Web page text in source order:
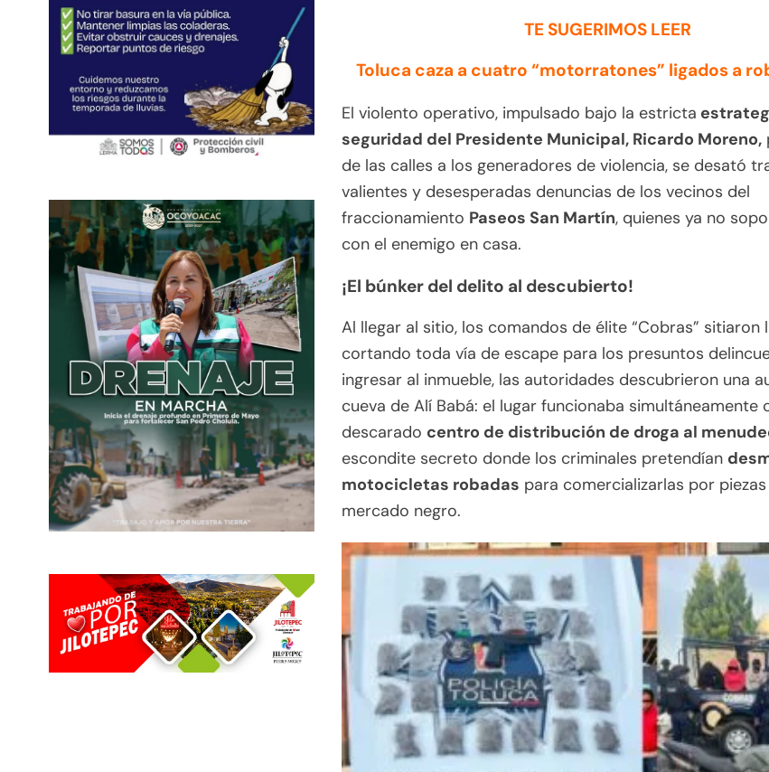
TE SUGERIMOS LEER
Toluca caza a cuatro “motorratones” ligados a
El violento operativo, impulsado bajo la estricta
seguridad del Presidente Municipal, Ricardo Moreno,
de las calles a los generadores de violencia, se desató
valientes y desesperadas denuncias de los vecinos del
fraccionamiento Paseos San Martín, quienes ya no
con el enemigo en casa.
¡El búnker del delito al descubierto!
Al llegar al sitio, los comandos de élite “Cobras” sitiaron
cortando toda vía de escape para los presuntos
ingresar al inmueble, las autoridades descubrieron una
cueva de Alí Babá: el lugar funcionaba simultáneamente
descarado centro de distribución de droga al
escondite secreto donde los criminales pretendían
motocicletas robadas para comercializarlas por piezas
mercado negro.